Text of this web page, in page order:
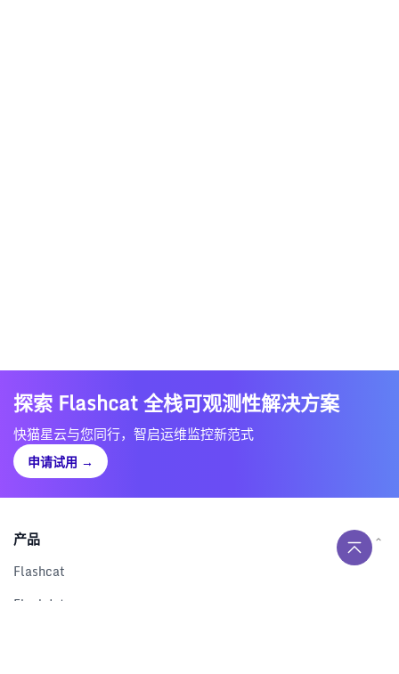
探索 Flashcat 全栈可观测性解决方案
快猫星云与您同行，智启运维监控新范式
申请试用 →
产品
Flashcat
Flashduty